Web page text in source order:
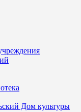
Дом культуры